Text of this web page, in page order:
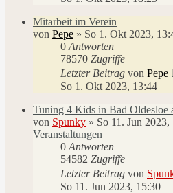
Mitarbeit im Verein
von Pepe » So 1. Okt 2023,
0 Antworten
78570 Zugriffe
Letzter Beitrag von Pepe
So 1. Okt 2023, 13:44
Tuning 4 Kids in Bad Oldesloe
von Spunky » So 11. Jun 2023,
Veranstaltungen
0 Antworten
54582 Zugriffe
Letzter Beitrag von
So 11. Jun 2023, 15:30